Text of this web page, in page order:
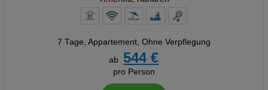
7 Tage, Appartement, Ohne Verpflegung
ab
544 €
pro Person